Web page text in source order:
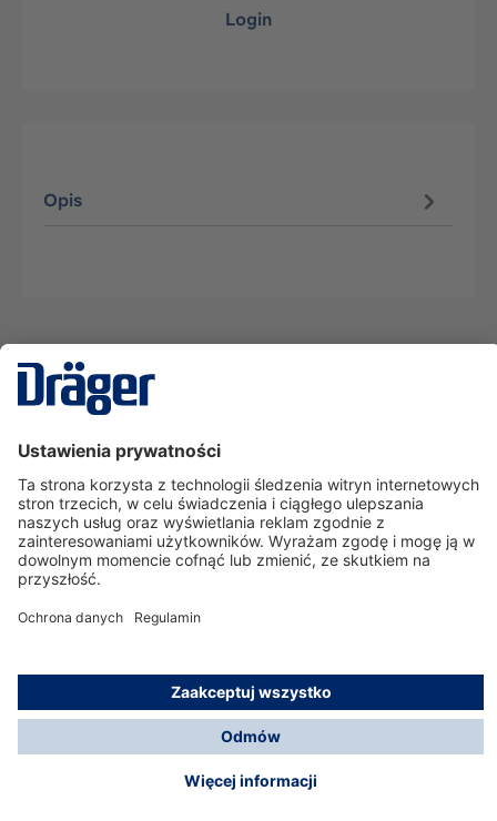
Login
Opis
Serwisowa linia hotline
O nas
Korzystanie ze sklepu
© Dräger Polska Sp. z o.o., 2025
*Wszystkie ceny bez VAT, na warunkach opisanych w